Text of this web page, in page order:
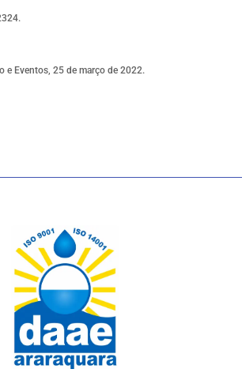
e Eventos, 25 de março de 2022.